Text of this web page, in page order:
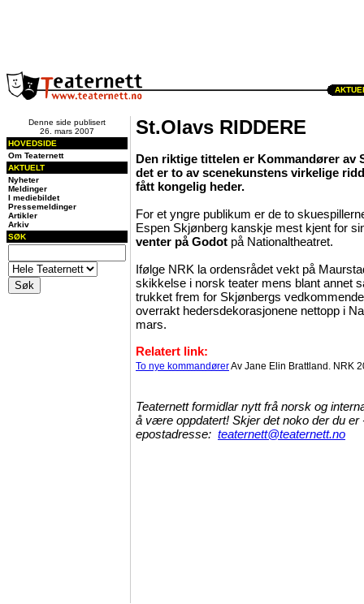
Denne side publisert
26. mars 2007
HOVEDSIDE
Om Teaternett
AKTUELT
Nyheter
Meldinger
I mediebildet
Pressemeldinger
Artikler
Arkiv
SØK
St.Olavs RIDDERE
Den riktige tittelen er Kommandører av
det er to av scenekunstens virkelige
fått kongelig heder.
For et yngre publikum er de to
Espen Skjønberg kanskje mest kjent for
venter på Godot på Nationaltheatret.
Ifølge NRK la ordensrådet vekt på
skikkelse i norsk teater mens blant annet
trukket frem for Skjønbergs
overrakt hedersdekorasjonene nettopp i
mars.
Relatert link:
To nye kommandørerAv Jane Elin Brattland. NRK
Teaternett formidlar nytt frå norsk og
å være oppdatert! Skjer det noko der du er
epostadresse: teaternett@teaternett.no